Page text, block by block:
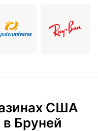
США
в Бруней